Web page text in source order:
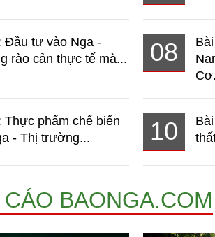
Đầu tư vào Nga -
rào cản thực tế mà...
08
Thực phẩm chế biến
- Thị trường...
10
BAONGA.COM